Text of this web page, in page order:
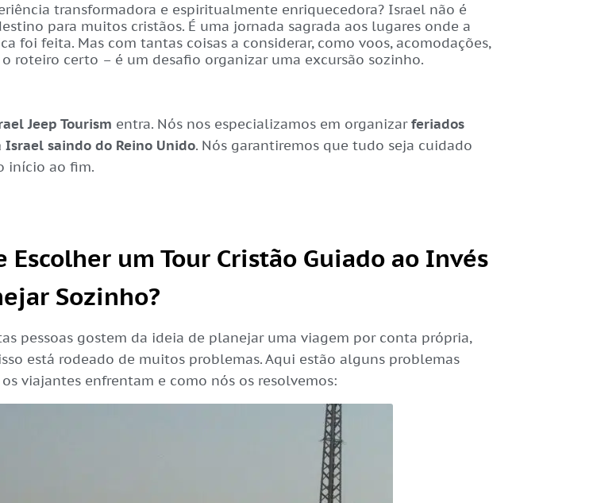
transformadora e espiritualmente enriquecedora? Israel não é
para muitos cristãos. É uma jornada sagrada aos lugares onde a
foi feita. Mas com tantas coisas a considerar, como voos, acomodações,
roteiro certo – é um desafio organizar uma excursão sozinho.
Jeep Tourism entra. Nós nos especializamos em organizarferiados
Israel saindo do Reino Unido. Nós garantiremos que tudo seja cuidado
início ao fim.
Escolher um Tour Cristão Guiado ao Invés
Sozinho?
pessoas gostem da ideia de planejar uma viagem por conta própria,
está rodeado de muitos problemas. Aqui estão alguns problemas
viajantes enfrentam e como nós os resolvemos: